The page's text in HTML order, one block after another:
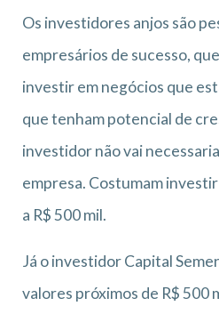
Os investidores anjos são
empresários de sucesso,
investir em negócios que
que tenham potencial de
investidor não vai
empresa. Costumam
a R$ 500 mil.
Já o investidor Capital
valores próximos de R$ 500